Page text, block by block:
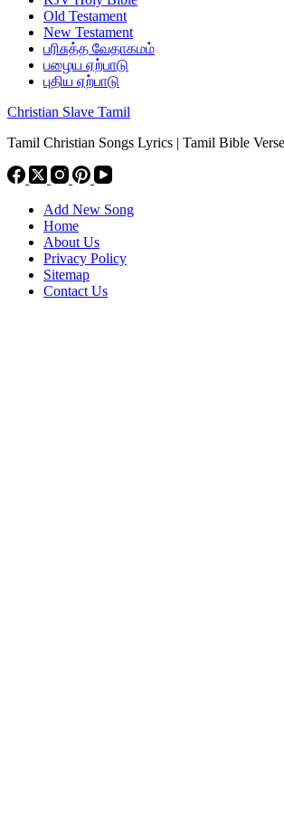
Old Testament
New Testament
பரிசுத்த வேதாகமம்
பழைய ஏற்பாடு
புதிய ஏற்பாடு
Christian Slave Tamil
Tamil Christian Songs Lyrics | Tamil Bible Verse
Add New Song
Home
About Us
Privacy Policy
Sitemap
Contact Us